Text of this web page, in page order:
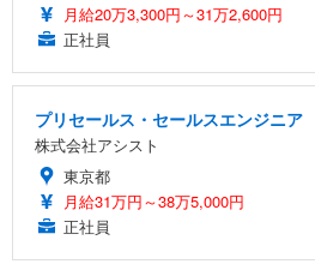
月給20万3,300円～31万2,600円
正社員
プリセールス・セールスエンジニア
株式会社アシスト
東京都
月給31万円～38万5,000円
正社員